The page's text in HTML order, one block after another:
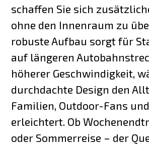
schaffen Sie sich
ohne den Innenraum zu
robuste Aufbau sorgt für
auf längeren
höherer Geschwindigkeit,
durchdachte Design den
Familien, Outdoor-Fans
erleichtert. Ob
oder Sommerreise – der